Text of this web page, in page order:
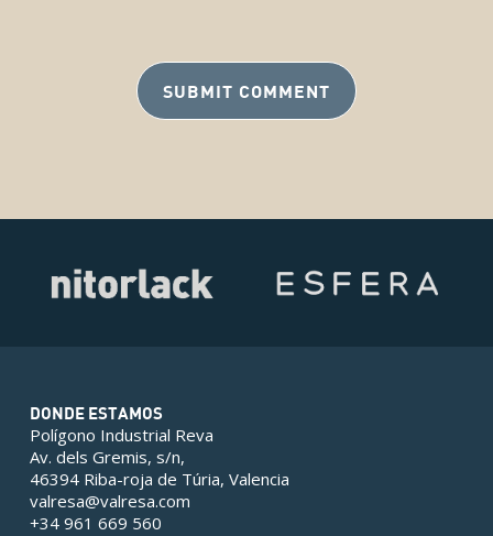
DONDE ESTAMOS
Polígono Industrial Reva
Av. dels Gremis, s/n,
46394 Riba-roja de Túria, Valencia
valresa@valresa.com
+34 961 669 560